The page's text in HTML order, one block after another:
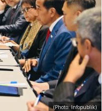
(Photo: Infopublik)